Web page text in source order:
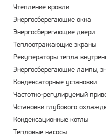
Утепление кровли
Энергосберегающие окна
Энергосберегающие двери
Теплоотражающие экраны
Рекуператоры тепла
Энергосберегающие лампы,
Конденсаторные установки
Частотно-регулируемый
Установки глубокого
Конденсационные котлы
Тепловые насосы